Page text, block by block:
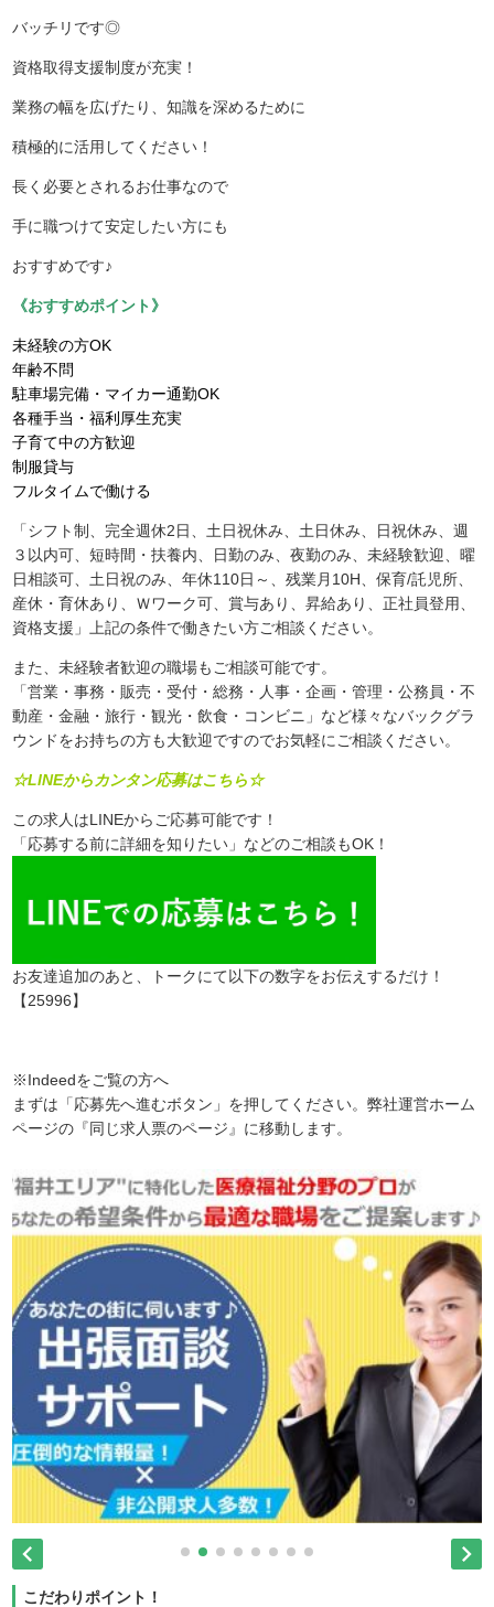
バッチリです◎
資格取得支援制度が充実！
業務の幅を広げたり、知識を深めるために
積極的に活用してください！
長く必要とされるお仕事なので
手に職つけて安定したい方にも
おすすめです♪
《おすすめポイント》
未経験の方OK
年齢不問
駐車場完備・マイカー通勤OK
各種手当・福利厚生充実
子育て中の方歓迎
制服貸与
フルタイムで働ける
「シフト制、完全週休2日、土日祝休み、土日休み、日祝休み、週
３以内可、短時間・扶養内、日勤のみ、夜勤のみ、未経験歓迎、曜
日相談可、土日祝のみ、年休110日～、残業月10H、保育/託児所、
産休・育休あり、Ｗワーク可、賞与あり、昇給あり、正社員登用、
資格支援」上記の条件で働きたい方ご相談ください。
また、未経験者歓迎の職場もご相談可能です。
「営業・事務・販売・受付・総務・人事・企画・管理・公務員・不
動産・金融・旅行・観光・飲食・コンビニ」など様々なバックグラ
ウンドをお持ちの方も大歓迎ですのでお気軽にご相談ください。
☆LINEからカンタン応募はこちら☆
この求人はLINEからご応募可能です！
「応募する前に詳細を知りたい」などのご相談もOK！
お友達追加のあと、トークにて以下の数字をお伝えするだけ！
【25996】
※Indeedをご覧の方へ
まずは「応募先へ進むボタン」を押してください。弊社運営ホーム
ページの『同じ求人票のページ』に移動します。
 
こだわりポイント！